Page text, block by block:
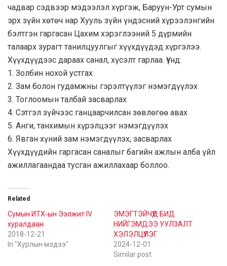
чадвар сэдвээр мэдээлэл хүргэж, Баруун-Урт сумын
эрх зүйн хөтөч нар Хууль зүйн үндэсний хүрээлэнгийн
бэлтгэн гаргасан Цахим хэрэглээний 5 дүрмийн
талаарх зурагт танилцуулгыг хүүхдүүдэд хүргэлээ.
Хүүхдүүдээс дараах санал, хүсэлт гарлаа. Үүнд:
1. Золбин нохой устгах
2. Зам болон гудамжны гэрэлтүүлэг нэмэгдүүлэх
3. Тоглоомын талбай засварлах
4. Сэтгэл зүйчээс ганцаарчилсан зөвлөгөө авах
5. Анги, танхимын хүрэлцээг нэмэгдүүлэх
6. Явган хүний зам нэмэгдүүлэх, засварлах
Хүүхдүүдийн гаргасан саналыг багийн ажлын алба үйл
ажиллагаандаа тусган ажиллахаар боллоо.
Related
Сумын ИТХ-ын Ээлжит IV
хуралдаан
2018-12-21
In "Хурлын мэдээ"
ЭМЭГТЭЙЧҮҮД БИД
НИЙГЭМДЭЭ УУЛЗАЛТ
ХЭЛЭЛЦҮҮЛЭГ
2024-12-01
Similar post